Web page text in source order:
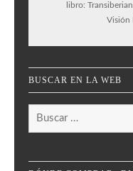
libro:
Visión
BUSCAR EN LA WEB
Buscar: